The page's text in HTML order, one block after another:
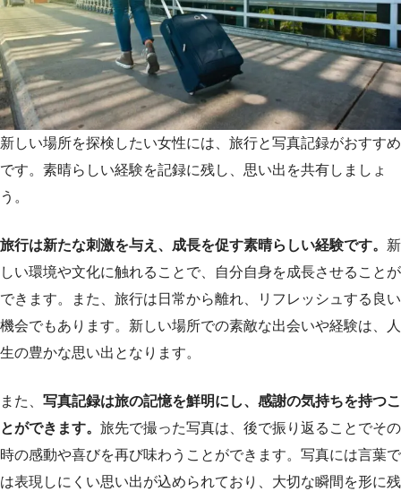
新しい場所を探検したい女性には、旅行と写真記録がおすすめ
です。素晴らしい経験を記録に残し、思い出を共有しましょ
う。
旅行は新たな刺激を与え、成長を促す素晴らしい経験です。 新
しい環境や文化に触れることで、自分自身を成長させることが
できます。また、旅行は日常から離れ、リフレッシュする良い
機会でもあります。新しい場所での素敵な出会いや経験は、人
生の豊かな思い出となります。
また、 写真記録は旅の記憶を鮮明にし、感謝の気持ちを持つこ
とができます。 旅先で撮った写真は、後で振り返ることでその
時の感動や喜びを再び味わうことができます。写真には言葉で
は表現しにくい思い出が込められており、大切な瞬間を形に残